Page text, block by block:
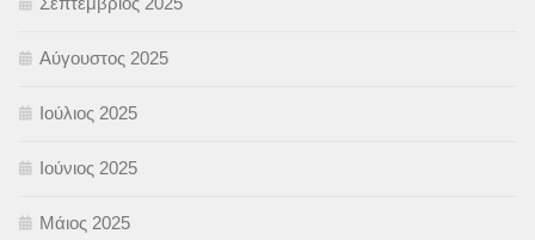
Αύγουστος 2025
Ιούλιος 2025
Ιούνιος 2025
Μάιος 2025